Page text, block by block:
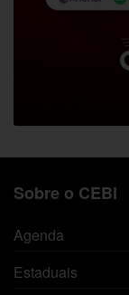
Sobre o CEBI
Agenda
Estaduais